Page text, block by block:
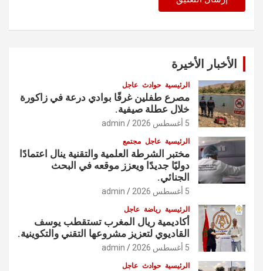
الأخبار الأخيرة
الرئيسية حوادث عاجل
مصرع طفلين غرقًا بوادي درعة في زاكورة
خلال عطلة صيفية.
5 أغسطس 2026 admin
الرئيسية عاجل مجتمع
مختبر الشرطة العلمية والتقنية ينال اعتمادًا
دوليًا جديدًا ويعزز موقعه في البحث
الجنائي.
5 أغسطس 2026 admin
الرئيسية رياضة عاجل
أكاديمية ريال المغرب تستقطب يوسف
القاديوي لتعزيز مشروعها التقني والتكوينية.
5 أغسطس 2026 admin
الرئيسية حوادث عاجل